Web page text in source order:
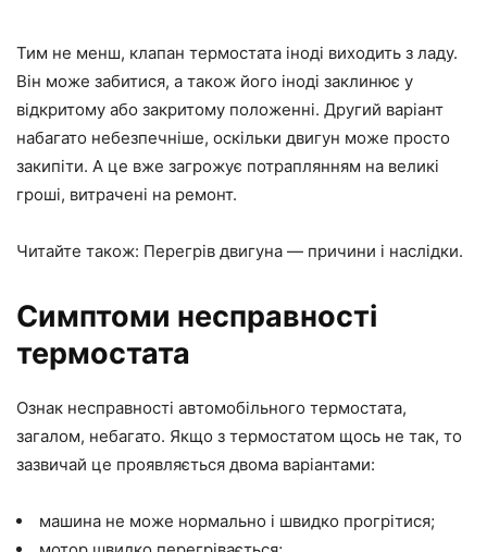
Тим не менш, клапан термостата іноді виходить з ладу.
Він може забитися, а також його іноді заклинює у
відкритому або закритому положенні. Другий варіант
набагато небезпечніше, оскільки двигун може просто
закипіти. А це вже загрожує потраплянням на великі
гроші, витрачені на ремонт.
Читайте також: Перегрів двигуна — причини і наслідки.
Симптоми несправності
термостата
Ознак несправності автомобільного термостата,
загалом, небагато. Якщо з термостатом щось не так, то
зазвичай це проявляється двома варіантами:
машина не може нормально і швидко прогрітися;